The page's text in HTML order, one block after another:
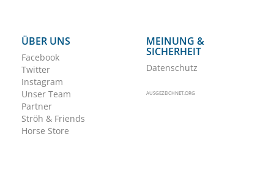
ÜBER UNS
Facebook
Twitter
Instagram
Unser Team
Partner
Ströh & Friends
Horse Store
MEINUNG &
SICHERHEIT
Datenschutz
AUSGEZEICHNET.ORG